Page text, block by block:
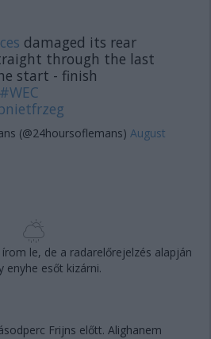
damaged its rear
through the last
start - finish
#WEC
(@24hoursoflemans) August
le, de a radarelőrejelzés alapján
esőt kizárni.
Frijns előtt. Alighanem